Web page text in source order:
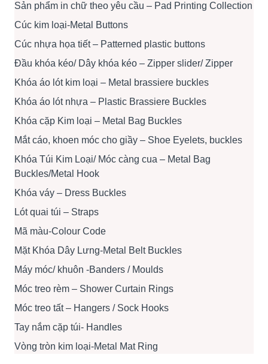
Sản phẩm in chữ theo yêu cầu – Pad Printing Collection
Cúc kim loại-Metal Buttons
Cúc nhựa họa tiết – Patterned plastic buttons
Đầu khóa kéo/ Dây khóa kéo – Zipper slider/ Zipper
Khóa áo lót kim loại – Metal brassiere buckles
Khóa áo lót nhựa – Plastic Brassiere Buckles
Khóa cặp Kim loại – Metal Bag Buckles
Mắt cáo, khoen móc cho giầy – Shoe Eyelets, buckles
Khóa Túi Kim Loại/ Móc càng cua – Metal Bag
Buckles/Metal Hook
Khóa váy – Dress Buckles
Lót quai túi – Straps
Mã màu-Colour Code
Mặt Khóa Dây Lưng-Metal Belt Buckles
Máy móc/ khuôn -Banders / Moulds
Móc treo rèm – Shower Curtain Rings
Móc treo tất – Hangers / Sock Hooks
Tay nắm cặp túi- Handles
Vòng tròn kim loại-Metal Mat Ring